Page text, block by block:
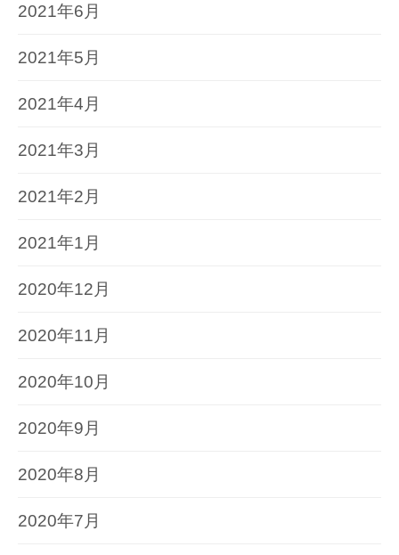
2021年6月
2021年5月
2021年4月
2021年3月
2021年2月
2021年1月
2020年12月
2020年11月
2020年10月
2020年9月
2020年8月
2020年7月